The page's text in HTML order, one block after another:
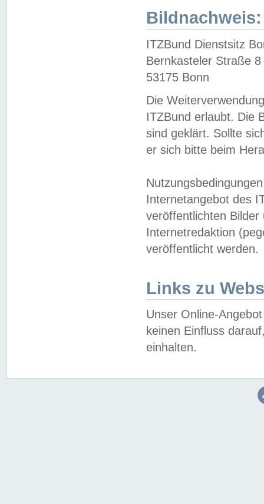
Bildnachweis:
ITZBund Dienstsitz
Bernkasteler Straße 8
53175 Bonn
Die
ITZBund erlaubt. Die
sind geklärt. Sollte
er sich bitte beim
Internetangebot des
veröffentlichten
Internetredaktion
veröffentlicht werden.
Links zu
Unser Online-
keinen Einfluss
einhalten.